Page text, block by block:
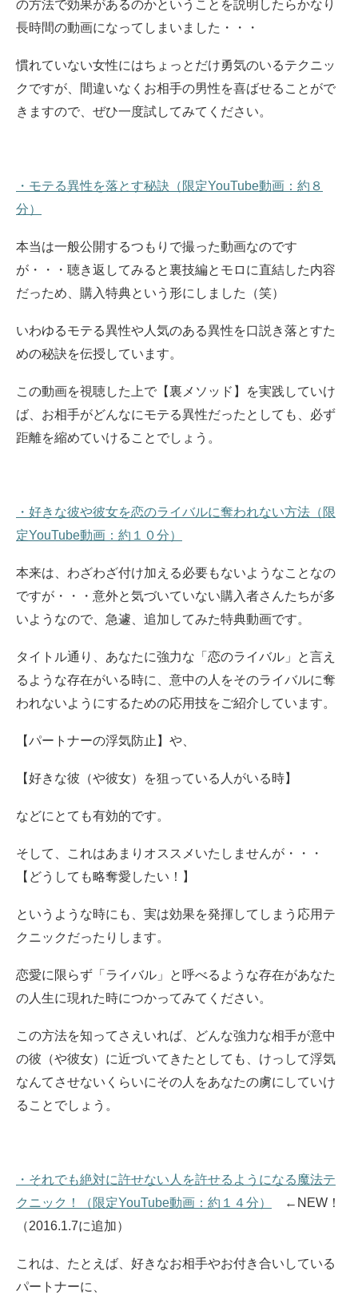
の方法で効果があるのかということを説明したらかなり
長時間の動画になってしまいました・・・
慣れていない女性にはちょっとだけ勇気のいるテクニッ
クですが、間違いなくお相手の男性を喜ばせることがで
きますので、ぜひ一度試してみてください。
・モテる異性を落とす秘訣（限定YouTube動画：約８
分）
本当は一般公開するつもりで撮った動画なのです
が・・・聴き返してみると裏技編とモロに直結した内容
だっため、購入特典という形にしました（笑）
いわゆるモテる異性や人気のある異性を口説き落とすた
めの秘訣を伝授しています。
この動画を視聴した上で【裏メソッド】を実践していけ
ば、お相手がどんなにモテる異性だったとしても、必ず
距離を縮めていけることでしょう。
・好きな彼や彼女を恋のライバルに奪われない方法（限
定YouTube動画：約１０分）
本来は、わざわざ付け加える必要もないようなことなの
ですが・・・意外と気づいていない購入者さんたちが多
いようなので、急遽、追加してみた特典動画です。
タイトル通り、あなたに強力な「恋のライバル」と言え
るような存在がいる時に、意中の人をそのライバルに奪
われないようにするための応用技をご紹介しています。
【パートナーの浮気防止】や、
【好きな彼（や彼女）を狙っている人がいる時】
などにとても有効的です。
そして、これはあまりオススメいたしませんが・・・
【どうしても略奪愛したい！】
というような時にも、実は効果を発揮してしまう応用テ
クニックだったりします。
恋愛に限らず「ライバル」と呼べるような存在があなた
の人生に現れた時につかってみてください。
この方法を知ってさえいれば、どんな強力な相手が意中
の彼（や彼女）に近づいてきたとしても、けっして浮気
なんてさせないくらいにその人をあなたの虜にしていけ
ることでしょう。
・それでも絶対に許せない人を許せるようになる魔法テ
クニック！（限定YouTube動画：約１４分）
←NEW！
（2016.1.7に追加）
これは、たとえば、好きなお相手やお付き合いしている
パートナーに、